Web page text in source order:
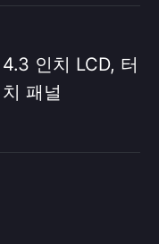
4.3 인치 LCD, 터
치 패널